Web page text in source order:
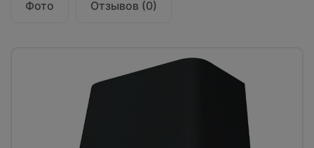
Фото Отзывов (0)